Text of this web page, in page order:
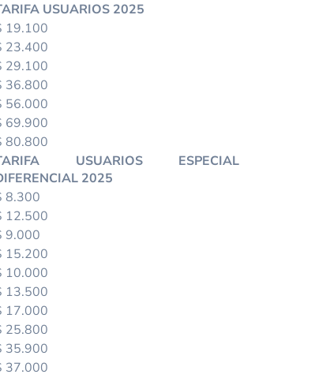
USUARIOS 2025
19.100
23.400
29.100
36.800
56.000
69.900
80.800
USUARIOS ESPECIAL
2025
8.300
12.500
9.000
15.200
10.000
13.500
17.000
25.800
35.900
37.000